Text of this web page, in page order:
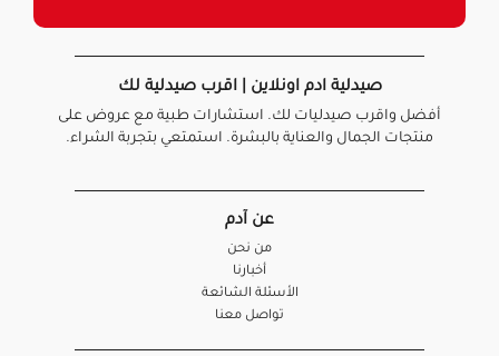
صيدلية ادم اونلاين | اقرب صيدلية لك
أفضل واقرب صيدليات لك. استشارات طبية مع عروض على
منتجات الجمال والعناية بالبشرة. استمتعي بتجربة الشراء.
عن آدم
من نحن
أخبارنا
الأسئلة الشائعة
تواصل معنا